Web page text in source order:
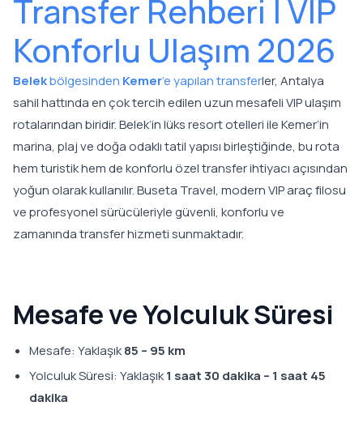
Transfer Rehberi | VIP
Konforlu Ulaşım 2026
Belekbölgesinden Kemer’e yapılan transferler, Antalya
sahil hattında en çok tercih edilen uzun mesafeli VIP ulaşım
rotalarından biridir. Belek’in lüks resort otelleri ile Kemer’in
marina, plaj ve doğa odaklı tatil yapısı birleştiğinde, bu rota
hem turistik hem de konforlu özel transfer ihtiyacı açısından
yoğun olarak kullanılır. Buseta Travel, modern VIP araç filosu
ve profesyonel sürücüleriyle güvenli, konforlu ve
zamanında transfer hizmeti sunmaktadır.
Mesafe ve Yolculuk Süresi
Mesafe: Yaklaşık85 – 95 km
Yolculuk Süresi: Yaklaşık1 saat 30 dakika – 1 saat 45
dakika